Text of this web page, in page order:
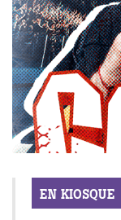
EN KIOSQUE